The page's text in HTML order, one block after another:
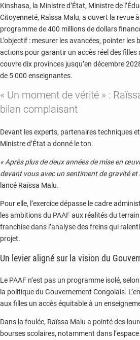
Kinshasa, la Ministre d’État, Ministre de
Citoyenneté, Raïssa Malu, a ouvert la revue
programme de 400 millions de dollars
L’objectif : mesurer les avancées, pointer les
actions pour garantir un accès réel des filles
couvre dix provinces jusqu’en décembre
de 5 000 enseignantes.
« Un moment de vérité » :
bilan complaisant
Devant les experts, partenaires techniques
Ministre d’État a donné le ton.
« Après plus de deux années de mise en
devant vous avec un sentiment de gravité et
lancé Raïssa Malu.
Pour elle, l’exercice dépasse le cadre
les ambitions du PAAF aux réalités du
franchise dans l’analyse des freins qui
projet.
Un levier aligné sur la vision du
Le PAAF n’est pas un programme isolé,
la politique du Gouvernement Congolais.
aux filles un accès équitable à un
Dans la foulée, Raïssa Malu a pointé des
bourses scolaires, notamment dans